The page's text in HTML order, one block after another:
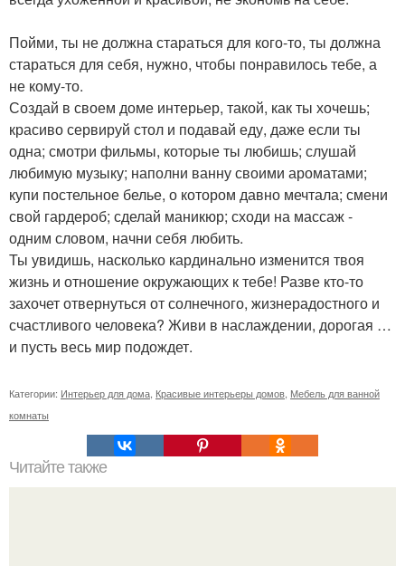
Пойми, ты не должна стараться для кого-то, ты должна
стараться для себя, нужно, чтобы понравилось тебе, а
не кому-то.
Создай в своем доме интерьер, такой, как ты хочешь;
красиво сервируй стол и подавай еду, даже если ты
одна; смотри фильмы, которые ты любишь; слушай
любимую музыку; наполни ванну своими ароматами;
купи постельное белье, о котором давно мечтала; смени
свой гардероб; сделай маникюр; сходи на массаж -
одним словом, начни себя любить.
Ты увидишь, насколько кардинально изменится твоя
жизнь и отношение окружающих к тебе! Разве кто-то
захочет отвернуться от солнечного, жизнерадостного и
счастливого человека? Живи в наслаждении, дорогая …
и пусть весь мир подождет.
Категории: Интерьер для дома Красивые интерьеры домов Мебель для ванной
комнаты
Читайте также